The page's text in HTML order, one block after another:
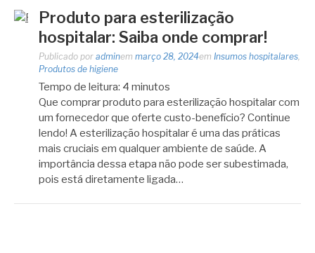
Produto para esterilização
hospitalar: Saiba onde comprar!
Publicado por adminem março 28, 2024em Insumos hospitalares,
Produtos de higiene
Tempo de leitura: 4 minutos
Que comprar produto para esterilização hospitalar com
um fornecedor que oferte custo-benefício? Continue
lendo! A esterilização hospitalar é uma das práticas
mais cruciais em qualquer ambiente de saúde. A
importância dessa etapa não pode ser subestimada,
pois está diretamente ligada…